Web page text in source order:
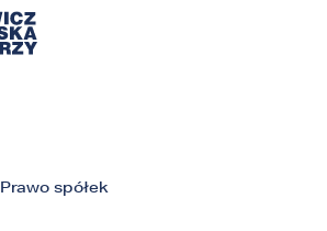
Prawo spółek